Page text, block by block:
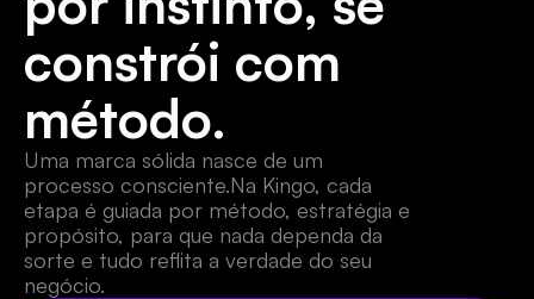
constrói com
método.
Uma marca sólida nasce de um
processo consciente.Na Kingo, cada
etapa é guiada por método, estratégia e
propósito, para que nada dependa da
sorte e tudo reflita a verdade do seu
negócio.